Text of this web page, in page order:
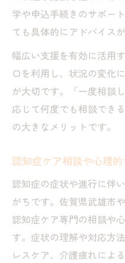
学や申込手続きのサポー
ても具体的にアドバイス
幅広い支援を有効に活用
口を利用し、状況の変化
が大切です。「一度相談
応じて何度でも相談でき
の大きなメリットです。
認知症ケア相談や心理
認知症の症状や進行に伴
がちです。佐賀県武雄市
認知症ケア専門の相談や
す。症状の理解や対応方
レスケア、介護疲れによ